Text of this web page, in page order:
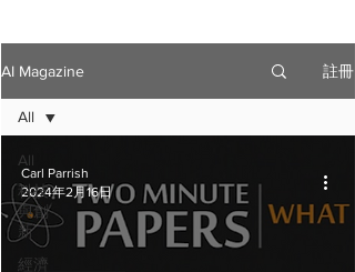
AI Magazine 註冊
All
科技
與創
新
經濟
All
Carl Parrish
2024年2月16日